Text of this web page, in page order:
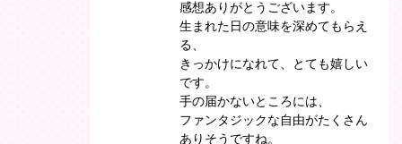
感想ありがとうございます。
生まれた日の意味を深めてもらえ
る、
きっかけになれて、とても嬉しい
です。
手の届かないところには、
ファンタジックな自由がたくさん
ありそうですね。